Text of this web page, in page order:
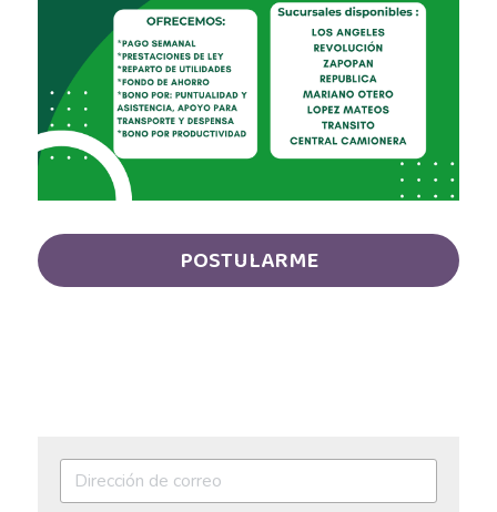
Auxiliar de cajas
Auxiliar de instalación
Auxiliar de Inventarios
Auxiliar de Limpieza
Auxiliar de mantenimiento
Auxiliar de Producción
POSTULARME